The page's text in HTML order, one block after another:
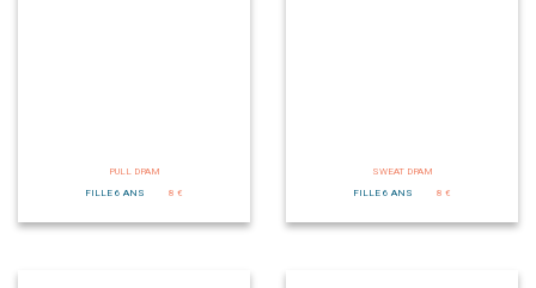
PULL DPAM
FILLE 6 ANS
8 €
SWEAT DPAM
FILLE 6 ANS
8 €